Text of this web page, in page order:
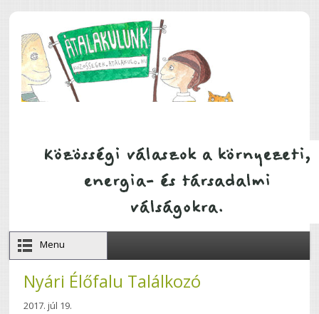
Menu
Nyári Élőfalu Találkozó
2017. júl 19.